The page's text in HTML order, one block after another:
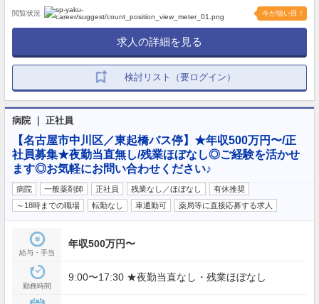
閲覧状況 今が狙い目！
求人の詳細を見る
検討リスト（要ログイン）
病院 ｜ 正社員
【名古屋市中川区／東起橋バス停】★年収500万円〜/正
社員募集★夜勤当直無し/残業ほぼなし◎ご経験を活かせ
ます◎お気軽にお問い合わせください♪
病院 一般薬剤師 正社員 残業なし／ほぼなし
有休推奨
～18時までの職場
転勤なし 車通勤可 薬局等に直接応募する求人
給与・手当
年収500万円〜
勤務時間
9:00〜17:30 ★夜勤当直なし・残業ほぼなし